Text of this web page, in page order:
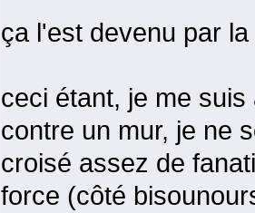
ça l'est devenu par
ceci étant, je me
contre un mur, je ne
croisé assez de
force (côté